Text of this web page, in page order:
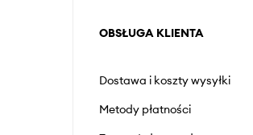
OBSŁUGA KLIENTA
Dostawa i koszty wysyłki
Metody płatności